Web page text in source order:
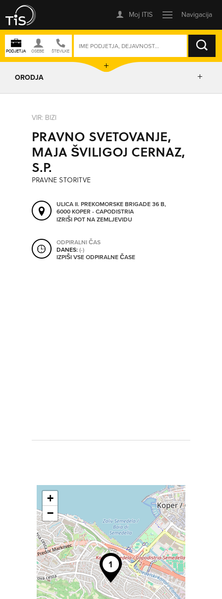
ISKANJE
ORODJA
IZRIŠI POT
POŠLJI SMS
ORODJA
VIR: BIZI
PRAVNO SVETOVANJE,
MAJA ŠVILIGOJ CERNAZ,
S.P.
PRAVNE STORITVE
ULICA II. PREKOMORSKE BRIGADE 36 B,
6000 KOPER - CAPODISTRIA
IZRIŠI POT NA ZEMLJEVIDU
ODPIRALNI ČAS
DANES:(-)
IZPIŠI VSE ODPIRALNE ČASE
+
−